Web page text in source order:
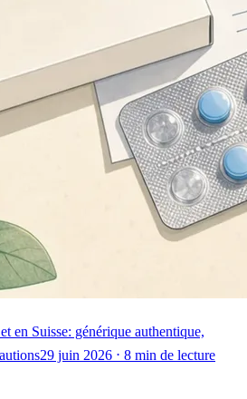
en Suisse: générique authentique,
29 juin 2026 ⋅ 8 min de lecture